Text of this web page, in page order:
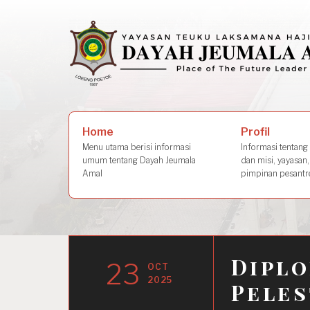
Home
Menu utama berisi informasi
umum tentang Dayah Jeumala
Amal
Profil
Informasi tentang
dan misi,
pimpinan
23
OCT
2025